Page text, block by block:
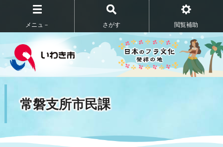
メニュ－ さがす 閲覧補助
常磐支所市民課